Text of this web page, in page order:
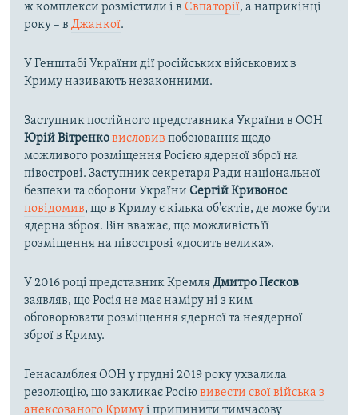
ж комплекси розмістили і в Євпаторії, а наприкінці
року – в Джанкої.
У Генштабі України дії російських військових в
Криму називають незаконними.
Заступник постійного представника України в ООН
Юрій Вітренковисловив побоювання щодо
можливого розміщення Росією ядерної зброї на
півострові. Заступник секретаря Ради національної
безпеки та оборони України Сергій Кривонос
повідомив, що в Криму є кілька об'єктів, де може бути
ядерна зброя. Він вважає, що можливість її
розміщення на півострові «досить велика».
У 2016 році представник КремляДмитро Пєсков
заявляв, що Росія не має наміру ні з ким
обговорювати розміщення ядерної та неядерної
зброї в Криму.
Генасамблея ООН у грудні 2019 року ухвалила
резолюцію, що закликає Росіювивести свої війська з
анексованого Кримуі припинити тимчасову